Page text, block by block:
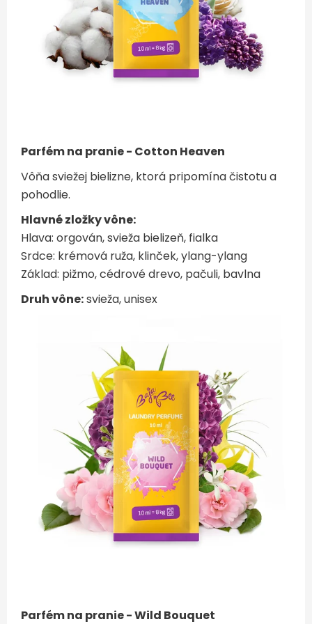
Parfém na pranie - Cotton Heaven
Vôňa sviežej bielizne, ktorá pripomína čistotu a
pohodlie.
Hlavné zložky vône:
Hlava: orgován, svieža bielizeň, fialka
Srdce: krémová ruža, klinček, ylang-ylang
Základ: pižmo, cédrové drevo, pačuli, bavlna
Druh vône:svieža, unisex
Parfém na pranie - Wild Bouquet